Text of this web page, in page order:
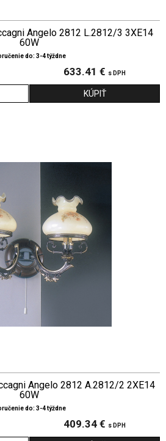
Angelo 2812 L.2812/3 3XE14
60W
do: 3-4 týždne
633.41 € s DPH
Angelo 2812 A.2812/2 2XE14
60W
do: 3-4 týždne
409.34 € s DPH